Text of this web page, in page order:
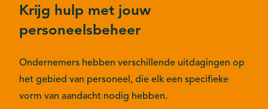
Krijg hulp met jouw
personeelsbeheer
Ondernemers hebben verschillende uitdagingen op
het gebied van personeel, die elk een specifieke
vorm van aandacht nodig hebben.